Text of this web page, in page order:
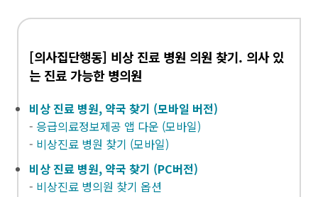
[의사집단행동] 비상 진료 병원 의원 찾기. 의사 있
는 진료 가능한 병의원
비상 진료 병원, 약국 찾기 (모바일 버전)
- 응급의료정보제공 앱 다운 (모바일)
- 비상진료 병원 찾기 (모바일)
비상 진료 병원, 약국 찾기 (PC버전)
- 비상진료 병의원 찾기 옵션